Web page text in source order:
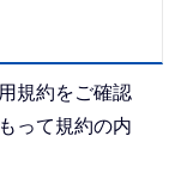
規約をご確認
って規約の内